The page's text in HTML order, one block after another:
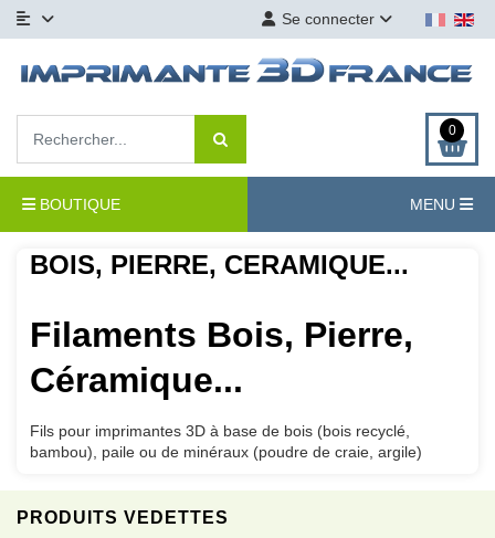
Se connecter
0
BOUTIQUE MENU
PRODUITS VEDETTES
BOIS, PIERRE, CERAMIQUE...
Filaments Bois, Pierre,
Céramique...
Fils pour imprimantes 3D à base de bois (bois recyclé,
bambou), paile ou de minéraux (poudre de craie, argile)